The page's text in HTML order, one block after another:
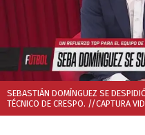
SEBASTIÁN DOMÍNGUEZ SE
TÉCNICO DE CRESPO. //CAPTURA